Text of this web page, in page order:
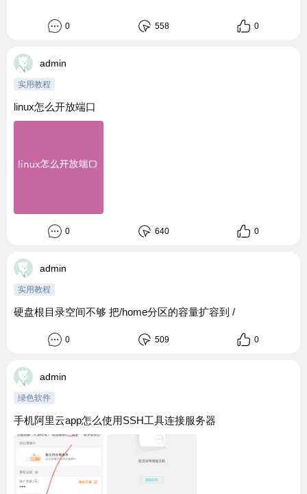
0 558 0
admin
实用教程
linux怎么开放端口
0 640 0
admin
实用教程
硬盘根目录空间不够 把/home分区的容量扩容到 /
0 509 0
admin
绿色软件
手机阿里云app怎么使用SSH工具连接服务器